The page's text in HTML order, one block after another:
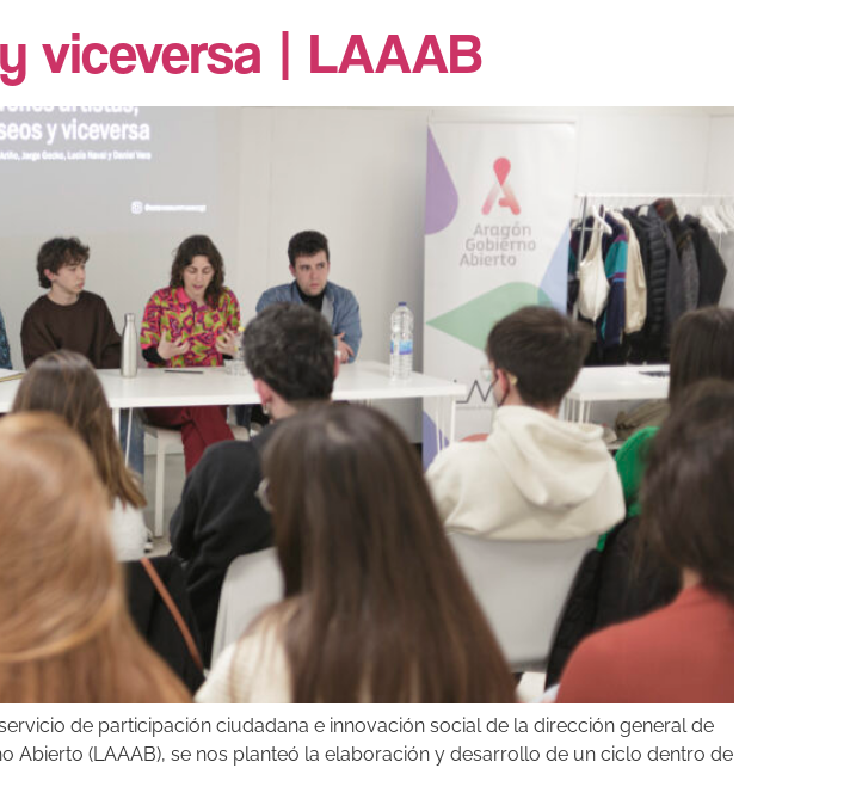
viceversa | LAAAB
de participación ciudadana e innovación social de la dirección general de
Abierto (LAAAB), se nos planteó la elaboración y desarrollo de un ciclo dentro de